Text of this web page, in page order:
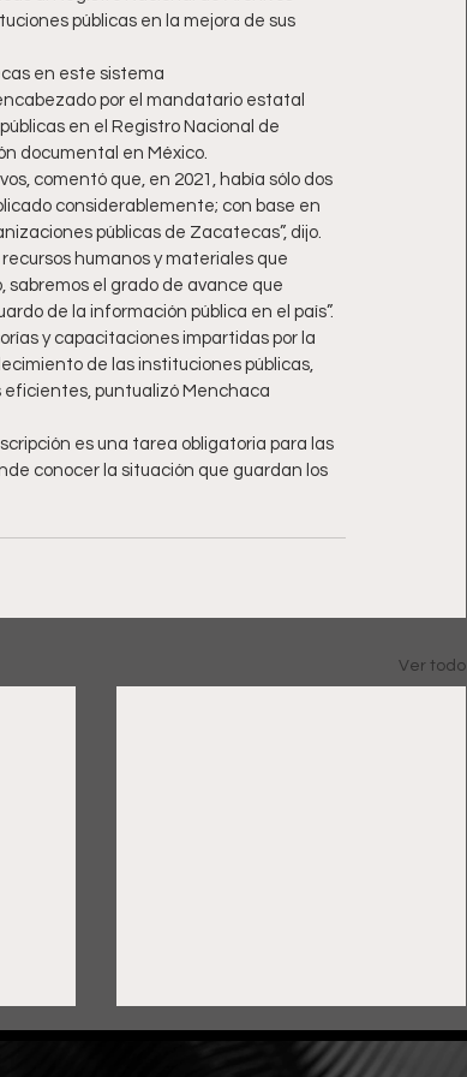
en este sistema
por el mandatario estatal
en el Registro Nacional de
documental en México.
comentó que, en 2021, había sólo dos
considerablemente; con base en
públicas de Zacatecas”, dijo.
humanos y materiales que
sabremos el grado de avance que
de la información pública en el país”.
y capacitaciones impartidas por la
de las instituciones públicas,
eficientes, puntualizó Menchaca
es una tarea obligatoria para las
conocer la situación que guardan los
Ver todo